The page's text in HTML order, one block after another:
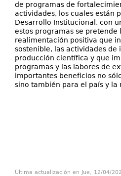
de programas de
actividades, los cuales están
Desarrollo Institucional, con
estos programas se pretende
realimentación positiva que
sostenible, las actividades de
producción científica y que
programas y las labores de
importantes beneficios no
sino también para el país y la
Última actualización en Jue, 12/04/